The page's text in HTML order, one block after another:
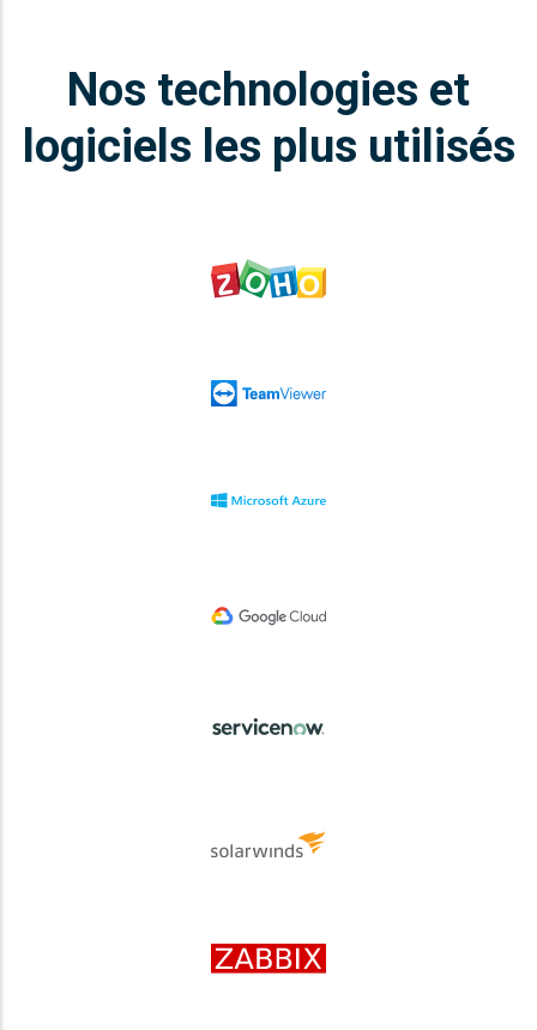
Nos technologies et
logiciels les plus utilisés